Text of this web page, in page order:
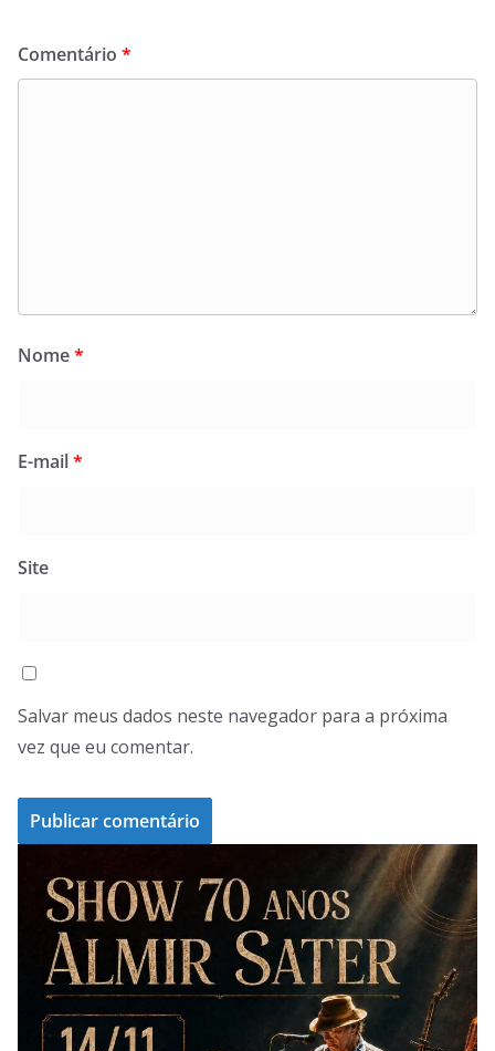
Comentário *
Nome*
E-mail*
Site
Salvar meus dados neste navegador para a próxima
vez que eu comentar.